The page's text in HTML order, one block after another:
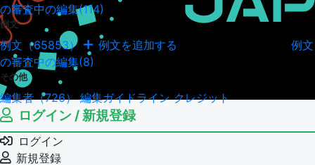
の審査中の編集(114)
例文
例文（65853） 例文を追加する
例文
の審査中の編集(8)
その他
編集者（726）編集ガイドラインクレジット
ログイン / 新規登録
ログイン
新規登録